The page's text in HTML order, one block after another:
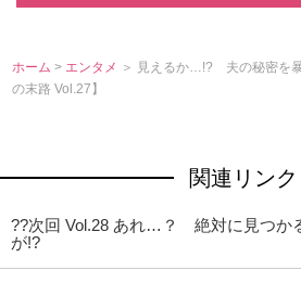
ホーム > エンタメ ＞ 見えるか…!? 夫の秘密を
の末路 Vol.27】
関連リンク
??次回 Vol.28 あれ…？ 絶対に見つか
が!?